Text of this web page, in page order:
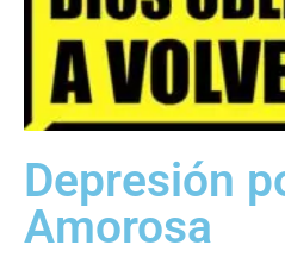
Depresión
Amorosa